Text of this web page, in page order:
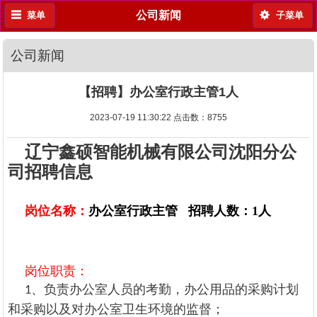
公司新闻
菜单 子菜单
公司新闻
【招聘】办公室行政主管1人
2023-07-19 11:30:22 点击数： 8755
辽宁鑫硕智能机械有限公司沈阳分公
司招聘信息
岗位名称： 办公室行政主管 招聘人数：1人
岗位职责：
1、负责办公室人员的考勤，办公用品的采购计划
和采购以及对办公室卫生环境的监督；